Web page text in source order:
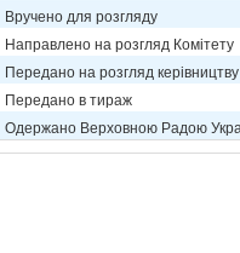
Вручено для розгляду
Направлено на розгляд Комітету
Передано на розгляд керівництву
Передано в тираж
Одержано Верховною Радою